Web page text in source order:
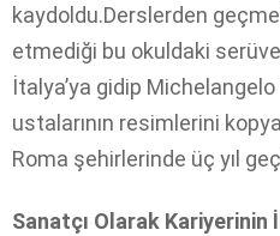
kaydoldu.Derslerden
etmediği bu okuldaki
İtalya’ya gidip
ustalarının resimlerini
Roma şehirlerinde üç yıl
Sanatçı Olarak Kariyerinin